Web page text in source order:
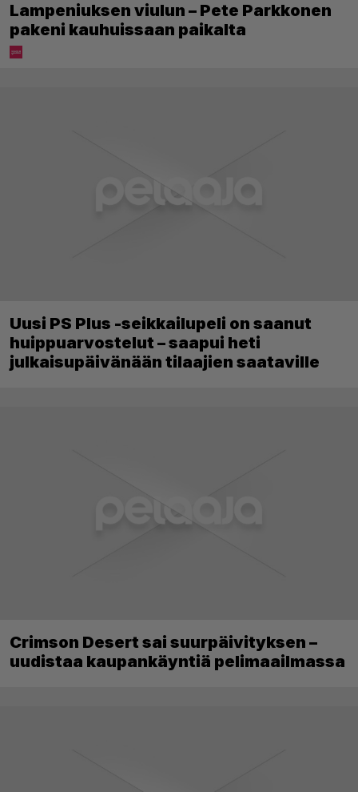
Lampeniuksen viulun – Pete Parkkonen
pakeni kauhuissaan paikalta
Uusi PS Plus -seikkailupeli on saanut
huippuarvostelut – saapui heti
julkaisupäivänään tilaajien saataville
Crimson Desert sai suurpäivityksen –
uudistaa kaupankäyntiä pelimaailmassa